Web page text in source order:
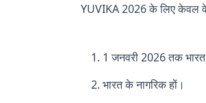
YUVIKA 2026 के लिए केवल
1 जनवरी 2026 तक
भारत के नागरिक हों।